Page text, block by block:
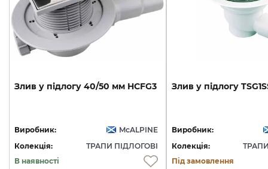
Злив у підлогу 40/50 мм HCFG3
Виробник:
McALPINE
Колекція:
ТРАПИ ПІДЛОГОВІ
В наявності
Злив у підлогу
Виробник:
Колекція:
Під замовлення